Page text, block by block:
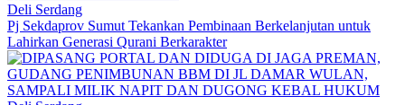
Deli Serdang
Pj Sekdaprov Sumut Tekankan Pembinaan Berkelanjutan untuk
Lahirkan Generasi Qurani Berkarakter